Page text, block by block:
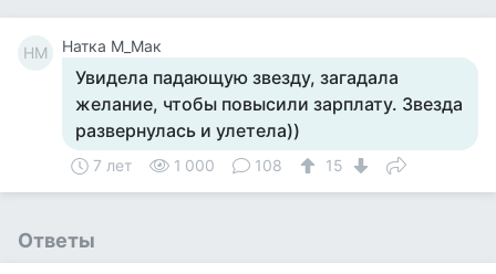
НМ Натка М_Мак
Увидела падающую звезду, загадала
желание, чтобы повысили зарплату. Звезда
развернулась и улетела))
7 лет 1 000 108 15
Ответы